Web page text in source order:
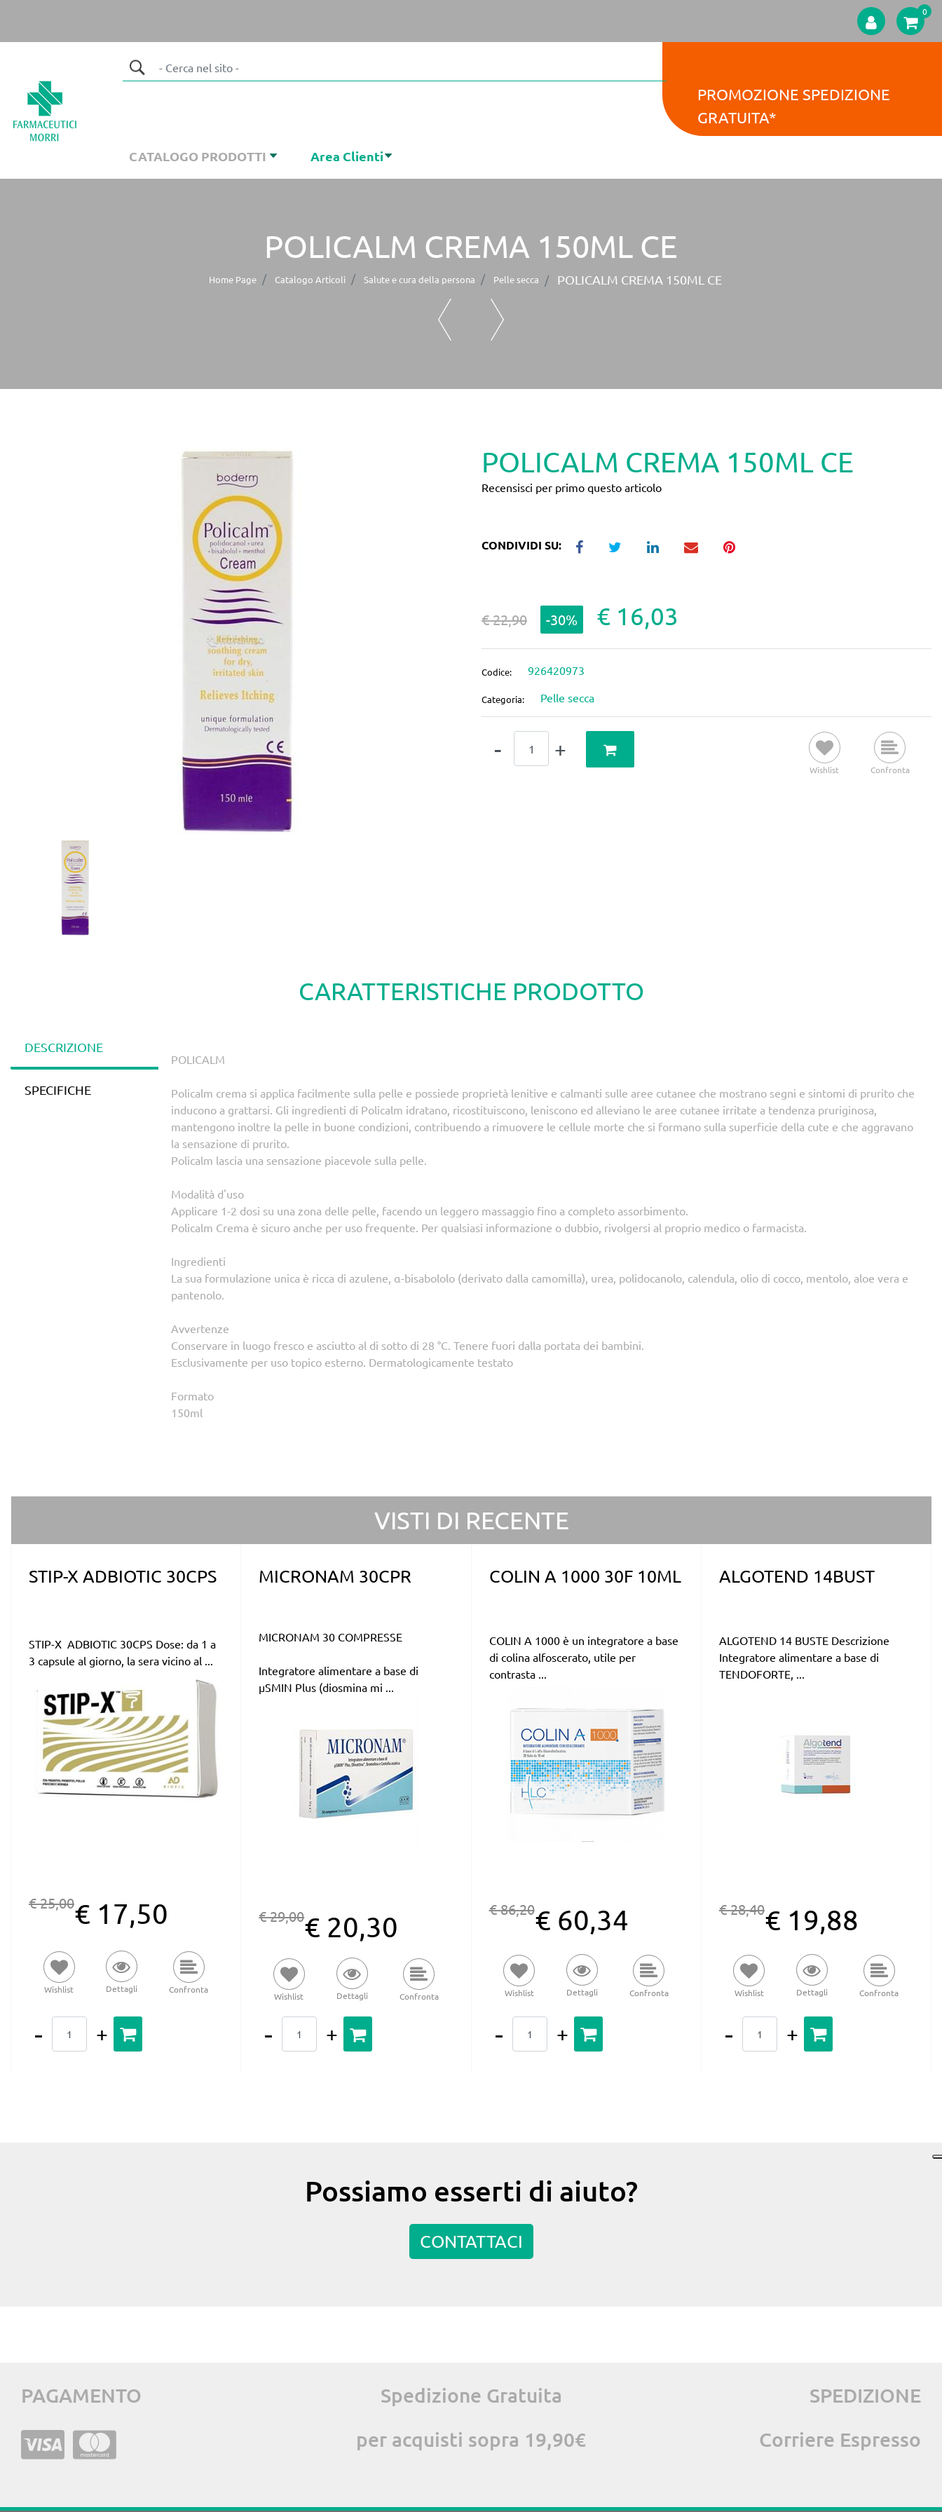
0
PROMOZIONE SPEDIZIONE
GRATUITA*
CATALOGO PRODOTTI Area Clienti
POLICALM CREMA 150ML CE
Home Page Catalogo Articoli Salute e cura della persona Pelle secca POLICALM CREMA 150ML CE
POLICALM CREMA 150ML CE
Recensisci per primo questo articolo
CONDIVIDI SU:
€ 22,90 -30% € 16,03
Codice: 926420973
Categoria: Pelle secca
Wishlist Confronta
CARATTERISTICHE PRODOTTO
DESCRIZIONE
SPECIFICHE
POLICALM
Policalm crema si applica facilmente sulla pelle e possiede proprietà lenitive e calmanti sulle aree cutanee che mostrano segni e sintomi di prurito che
inducono a grattarsi. Gli ingredienti di Policalm idratano, ricostituiscono, leniscono ed alleviano le aree cutanee irritate a tendenza pruriginosa,
mantengono inoltre la pelle in buone condizioni, contribuendo a rimuovere le cellule morte che si formano sulla superficie della cute e che aggravano
la sensazione di prurito.
Policalm lascia una sensazione piacevole sulla pelle.
Modalità d'uso
Applicare 1-2 dosi su una zona delle pelle, facendo un leggero massaggio fino a completo assorbimento.
Policalm Crema è sicuro anche per uso frequente. Per qualsiasi informazione o dubbio, rivolgersi al proprio medico o farmacista.
Ingredienti
La sua formulazione unica è ricca di azulene, α-bisabololo (derivato dalla camomilla), urea, polidocanolo, calendula, olio di cocco, mentolo, aloe vera e
pantenolo.
Avvertenze
Conservare in luogo fresco e asciutto al di sotto di 28 °C. Tenere fuori dalla portata dei bambini.
Esclusivamente per uso topico esterno. Dermatologicamente testato
Formato
150ml
VISTI DI RECENTE
STIP-X ADBIOTIC 30CPS
STIP-X ADBIOTIC 30CPS Dose: da 1 a
3 capsule al giorno, la sera vicino al ...
€ 25,00€ 17,50
Wishlist Dettagli Confronta
MICRONAM 30CPR
MICRONAM 30 COMPRESSE
Integratore alimentare a base di
µSMIN Plus (diosmina mi ...
€ 29,00€ 20,30
Wishlist Dettagli Confronta
COLIN A 1000 30F 10ML
COLIN A 1000 è un integratore a base
di colina alfoscerato, utile per
contrasta ...
€ 86,20€ 60,34
Wishlist Dettagli Confronta
ALGOTEND 14BUST
ALGOTEND 14 BUSTE Descrizione
Integratore alimentare a base di
TENDOFORTE, ...
€ 28,40€ 19,88
Wishlist Dettagli Confronta
Possiamo esserti di aiuto?
CONTATTACI
PAGAMENTO
Spedizione Gratuita
per acquisti sopra 19,90€
SPEDIZIONE
Corriere Espresso